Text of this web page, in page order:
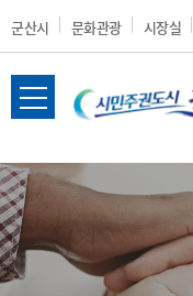
군산시 문화관광 시장실
전
메
뉴
열
기